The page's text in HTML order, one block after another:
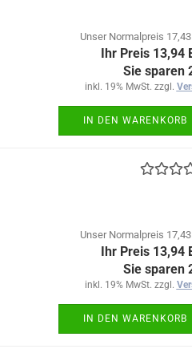
Unser Normalpreis 17,43
Ihr Preis 13,94
Sie sparen
inkl. 19% MwSt. zzgl.
IN DEN WARENKORB
Unser Normalpreis 17,43
Ihr Preis 13,94
Sie sparen
inkl. 19% MwSt. zzgl.
IN DEN WARENKORB